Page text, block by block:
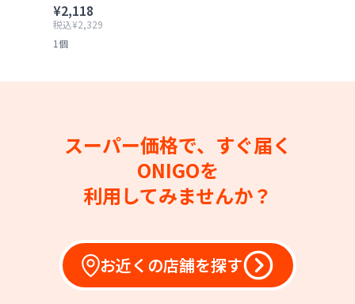
¥2,118
税込¥2,329
1個
スーパー価格で、すぐ届く
ONIGOを
利用してみませんか？
お近くの店舗を探す